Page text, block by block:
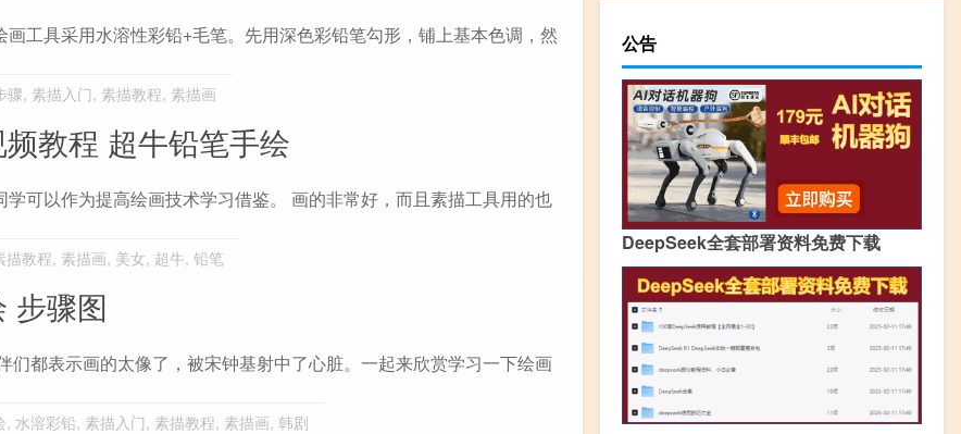
工具采用水溶性彩铅+毛笔。先用深色彩铅笔勾形，铺上基本色调，然
骤, 素描入门, 素描教程, 素描画
教程 超牛铅笔手绘
可以作为提高绘画技术学习借鉴。 画的非常好，而且素描工具用的也
描教程, 素描画, 美女, 超牛, 铅笔
步骤图
都表示画的太像了，被宋钟基射中了心脏。一起来欣赏学习一下绘画
, 水溶彩铅, 素描入门, 素描教程, 素描画, 韩剧
公告
DeepSeek全套部署资料免费下载